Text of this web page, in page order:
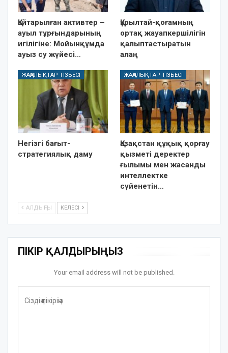
Қайтарылған активтер –
ауыл тұрғындарының
игілігіне: Мойынқұмда
ауыз су жүйесі…
Құрылтай-қоғамның
ортақ жауапкершілігін
қалыптастыратын
алаң
ЖАҢАЛЫҚТАР ТІЗБЕСІ
Негізгі бағыт-
стратегиялық даму
ЖАҢАЛЫҚТАР ТІЗБЕСІ
Қазақстан құқық қорғау
қызметі деректер
ғылымы мен жасанды
интеллектке
сүйенетін…
АЛДЫҢҒЫ КЕЛЕСІ
ПІКІР ҚАЛДЫРЫҢЫЗ
Your email address will not be published.